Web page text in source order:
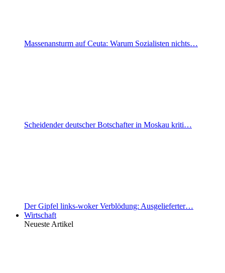
Massenansturm auf Ceuta: Warum Sozialisten nichts…
Scheidender deutscher Botschafter in Moskau kriti…
Der Gipfel links-woker Verblödung: Ausgelieferter…
Wirtschaft
Neueste Artikel